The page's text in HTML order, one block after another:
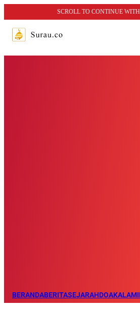
SCROLL TO CONTINUE
BERANDABERITASEJARAHDOAKALAM